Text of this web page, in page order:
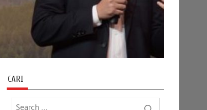
CARI